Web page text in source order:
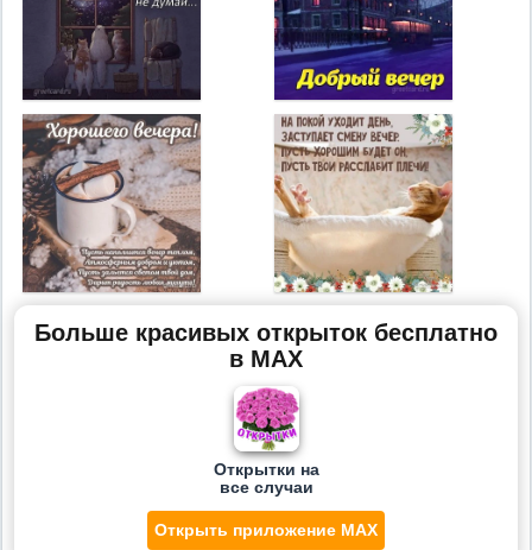
Больше красивых открыток бесплатно
в MAX
Открытки на
все случаи
Открыть приложение MAX